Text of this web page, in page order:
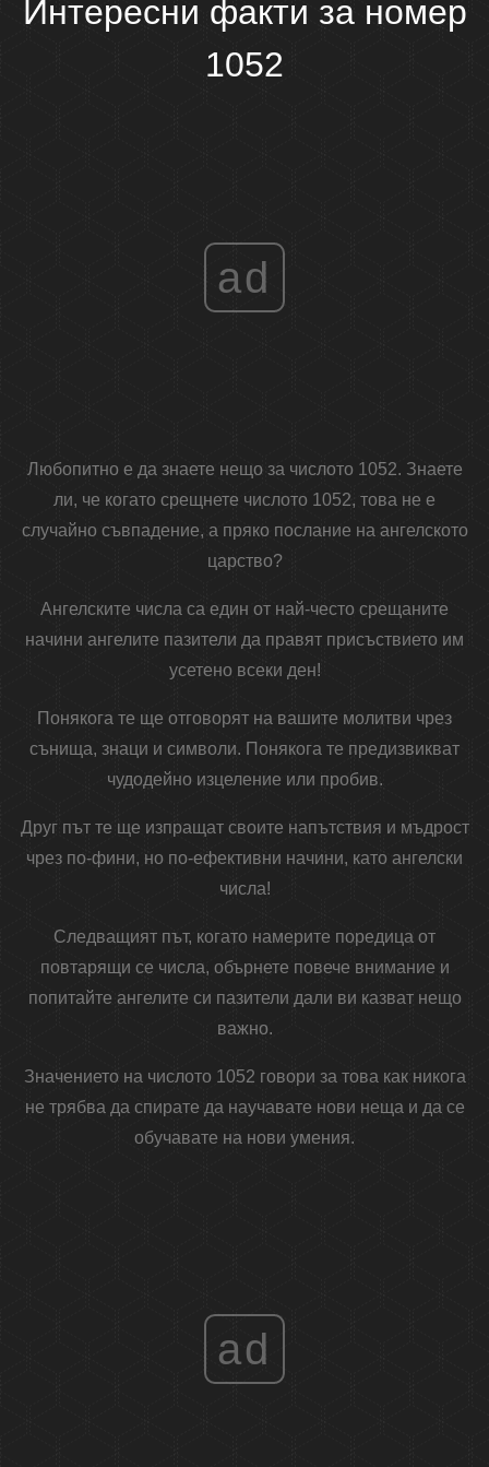
Интересни факти за номер
1052
ad
Любопитно е да знаете нещо за числото 1052. Знаете
ли, че когато срещнете числото 1052, това не е
случайно съвпадение, а пряко послание на ангелското
царство?
Ангелските числа са един от най-често срещаните
начини ангелите пазители да правят присъствието им
усетено всеки ден!
Понякога те ще отговорят на вашите молитви чрез
сънища, знаци и символи. Понякога те предизвикват
чудодейно изцеление или пробив.
Друг път те ще изпращат своите напътствия и мъдрост
чрез по-фини, но по-ефективни начини, като ангелски
числа!
Следващият път, когато намерите поредица от
повтарящи се числа, обърнете повече внимание и
попитайте ангелите си пазители дали ви казват нещо
важно.
Значението на числото 1052 говори за това как никога
не трябва да спирате да научавате нови неща и да се
обучавате на нови умения.
ad